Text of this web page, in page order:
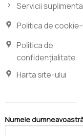
Servicii
Politica de
Politica de
confidențialitate
Harta site-ului
Numele